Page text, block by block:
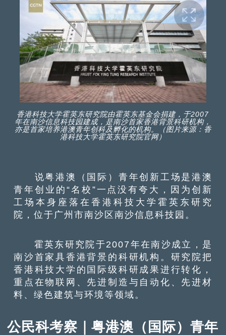
香港科技大学霍英东研究院由霍英东基金会捐建，于2007
年在南沙信息科技园建成，是南沙首家香港背景科研机构，
亦是首家培养港澳青年创科及孵化的机构。（图片来源：香
港科技大学霍英东研究院官网）
说粤港澳（国际）青年创新工场是港澳
青年创业的“名校”一点没有夸大，因为创新
工场本身座落在香港科技大学霍英东研究
院，位于广州市南沙区南沙信息科技园。
霍英东研究院于2007年在南沙成立，是
南沙首家具香港背景的科研机构。研究院把
香港科技大学的国际级科研成果进行转化，
重点在物联网、先进制造与自动化、先进材
料、绿色建筑与环境等领域。
公民科考察｜粤港澳（国际）青年